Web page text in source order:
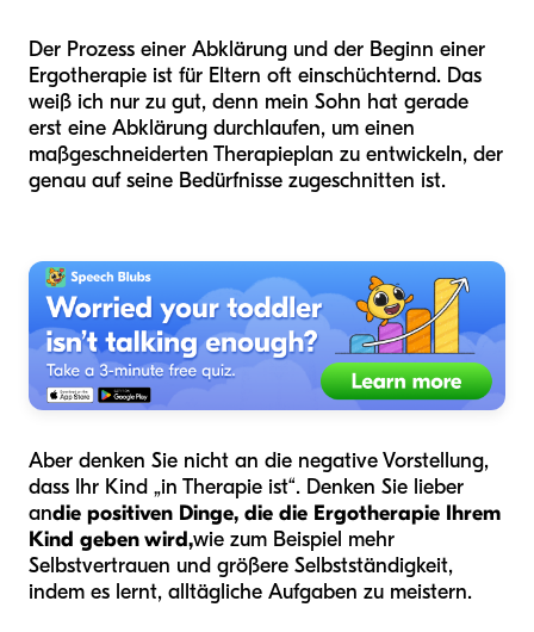
Der Prozess einer Abklärung und der Beginn einer
Ergotherapie ist für Eltern oft einschüchternd. Das
weiß ich nur zu gut, denn mein Sohn hat gerade
erst eine Abklärung durchlaufen, um einen
maßgeschneiderten Therapieplan zu entwickeln, der
genau auf seine Bedürfnisse zugeschnitten ist.
Aber denken Sie nicht an die negative Vorstellung,
dass Ihr Kind „in Therapie ist“. Denken Sie lieber
andie positiven Dinge, die die Ergotherapie Ihrem
Kind geben wird,wie zum Beispiel mehr
Selbstvertrauen und größere Selbstständigkeit,
indem es lernt, alltägliche Aufgaben zu meistern.